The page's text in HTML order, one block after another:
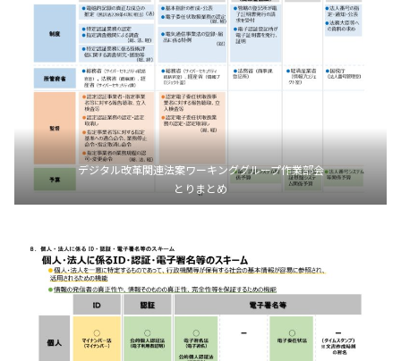
デジタル改革関連法案ワーキンググループ作業部会
とりまとめ